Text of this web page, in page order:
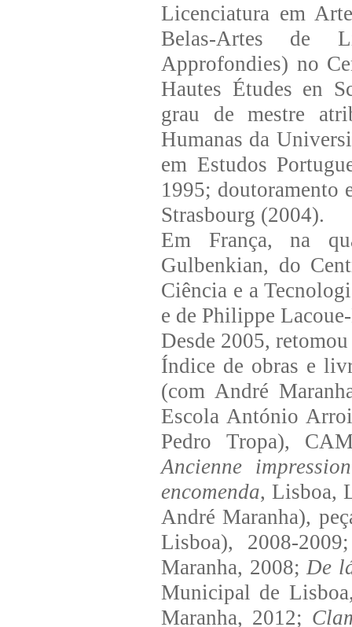
Licenciatura em
Belas-Artes de
Approfondies) no
Hautes Études en
grau de mestre
Humanas da
em Estudos
1995; doutoramento
Strasbourg (2004).
Em França, na
Gulbenkian, do
Ciência e a
e de Philippe
Desde 2005,
Índice de obras e
(com André
Escola António
Pedro Tropa),
Ancienne
encomenda, Lisboa,
André Maranha),
Lisboa), 2008-
Maranha, 2008; De
Municipal de
Maranha, 2012;